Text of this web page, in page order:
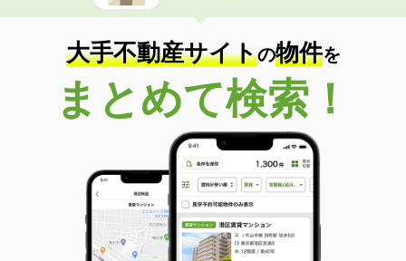
大手不動産サイトの物件を
まとめて検索！